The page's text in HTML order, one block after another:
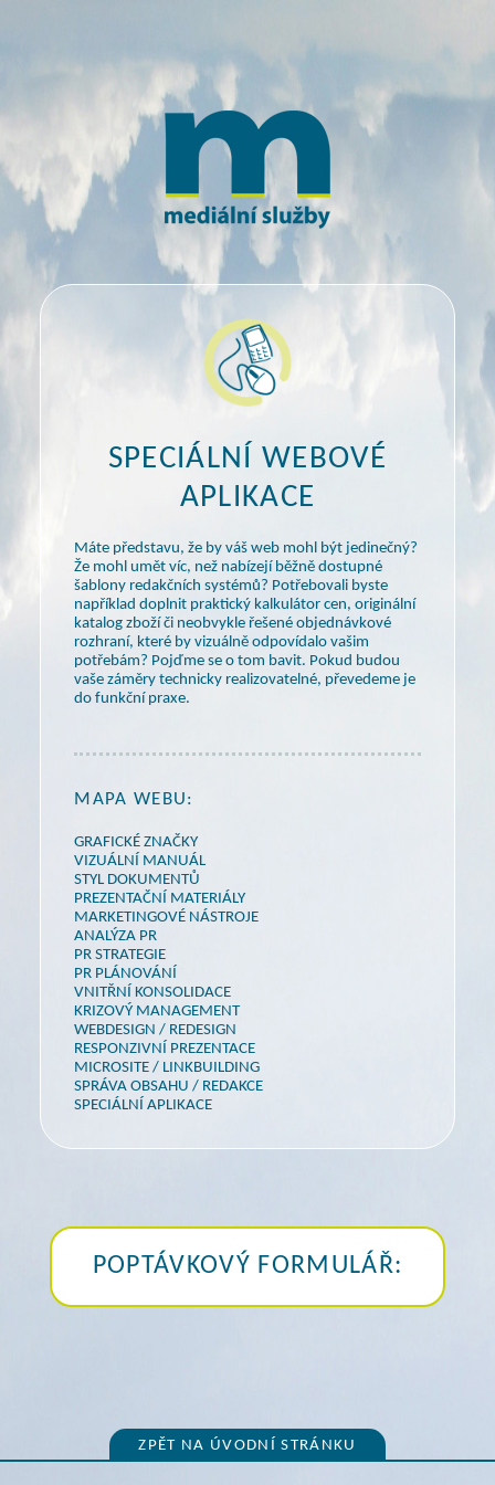
SPECIÁLNÍ WEBOVÉ
APLIKACE
Máte představu, že by váš web mohl být jedinečný?
Že mohl umět víc, než nabízejí běžně dostupné
šablony redakčních systémů? Potřebovali byste
například doplnit praktický kalkulátor cen, originální
katalog zboží či neobvykle řešené objednávkové
rozhraní, které by vizuálně odpovídalo vašim
potřebám? Pojďme seo tom bavit. Pokud budou
vaše záměry technicky realizovatelné, převedeme je
do funkční praxe.
MAPA WEBU:
GRAFICKÉ ZNAČKY
VIZUÁLNÍ MANUÁL
STYL DOKUMENTŮ
PREZENTAČNÍ MATERIÁLY
MARKETINGOVÉ NÁSTROJE
ANALÝZA PR
PR STRATEGIE
PR PLÁNOVÁNÍ
VNITŘNÍ KONSOLIDACE
KRIZOVÝ MANAGEMENT
WEBDESIGN / REDESIGN
RESPONZIVNÍ PREZENTACE
MICROSITE / LINKBUILDING
SPRÁVA OBSAHU / REDAKCE
SPECIÁLNÍ APLIKACE
POPTÁVKOVÝ FORMULÁŘ:
ZPĚT NA ÚVODNÍ STRÁNKU